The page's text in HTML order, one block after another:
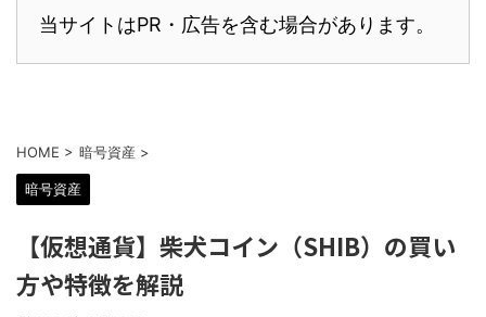
当サイトはPR・広告を含む場合があります。
HOME > 暗号資産 >
暗号資産
【仮想通貨】柴犬コイン（SHIB）の買い
方や特徴を解説